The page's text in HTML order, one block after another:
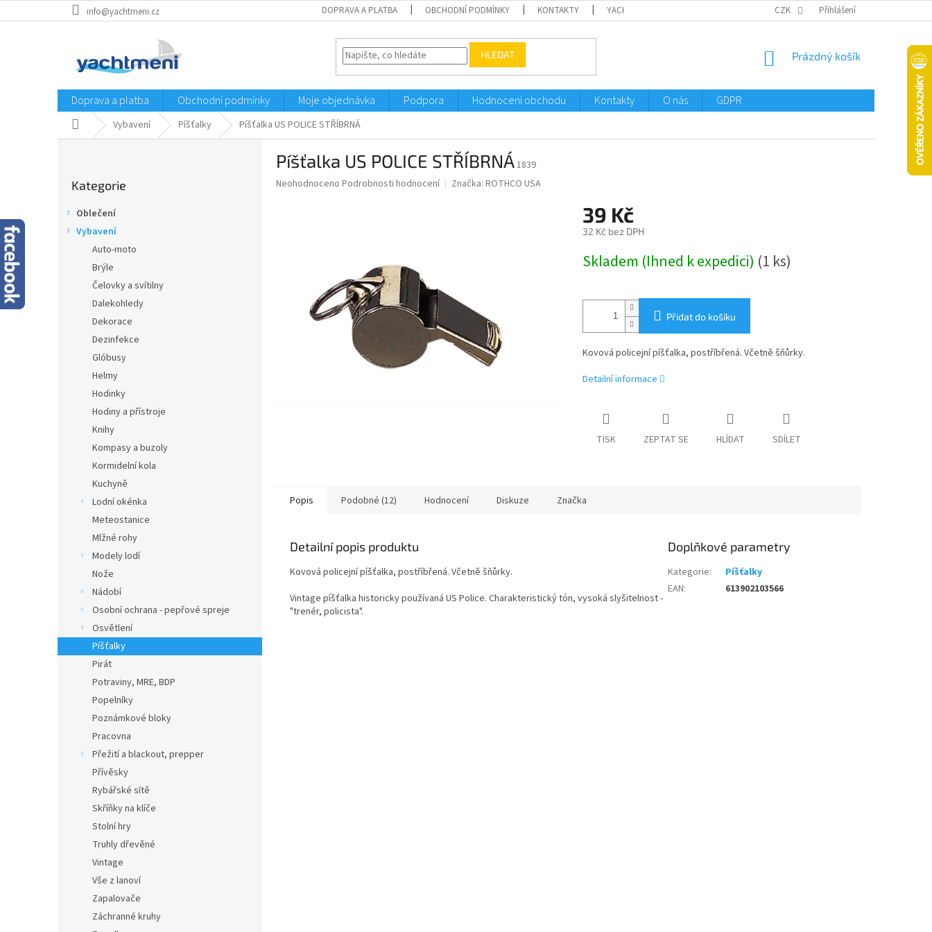
na
info@yachtmeni.cz DOPRAVA A PLATBA OBCHODNÍ PODMÍNKY KONTAKTY YACHTMENI CZK Přihlášení
HLEDAT
NÁKUPNÍ
Prázdný košík
Doprava a platba Obchodní podmínky Moje objednávka Podpora Hodnocení obchodu Kontakty O nás GDPR
Domů Vybavení Píšťalky Píšťalka US POLICE STŘÍBRNÁ
kategorie
Kategorie
Oblečení
Vybavení
Auto-moto
Brýle
Čelovky a svítilny
Dalekohledy
Dekorace
Dezinfekce
Glóbusy
Helmy
Hodinky
Hodiny a přístroje
Knihy
Kompasy a buzoly
Kormidelní kola
Kuchyně
Lodní okénka
Meteostanice
Mlžné rohy
Modely lodí
Nože
Nádobí
Osobní ochrana - pepřové spreje
Osvětlení
Píšťalky
Pirát
Potraviny, MRE, BDP
Popelníky
Poznámkové bloky
Pracovna
Přežití a blackout, prepper
Přívěsky
Rybářské sítě
Skříňky na klíče
Stolní hry
Truhly dřevěné
Vintage
Vše z lanoví
Zapalovače
Záchranné kruhy
Píšťalka US POLICE STŘÍBRNÁ1839
Průměrné
Neohodnoceno Podrobnosti hodnocení Značka: ROTHCO USA
39 Kč
32 Kč bez DPH
cena:
Skladem (Ihned k expedici) (1 ks)
Přidat do košíku
Kovová policejní píšťalka, postříbřená. Včetně šňůrky.
Detailní informace
TISK ZEPTAT SE HLÍDAT SDÍLET
Popis Podobné (12) Hodnocení Diskuze Značka
Detailní popis produktu
Kovová policejní píšťalka, postříbřená. Včetně šňůrky.
Vintage píšťalka historicky používaná US Police. Charakteristický tón, vysoká slyšitelnost -
"trenér, policista".
Doplňkové parametry
Kategorie:
Píšťalky
EAN: 613902103566